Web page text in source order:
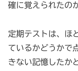
確に覚えられたの
定期テストは、ほ
ているかどうかで
きない記憶したか